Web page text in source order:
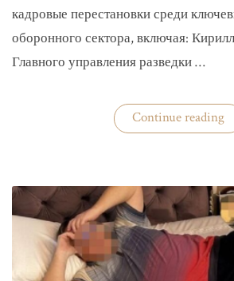
кадровые перестановки среди
оборонного сектора, включая:
Главного управления разведки …
Continue reading
и